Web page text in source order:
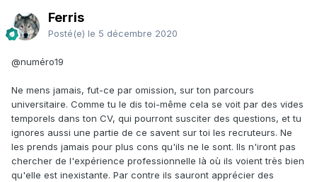
Ferris
Posté(e) le 5 décembre 2020
@numéro19
Ne mens jamais, fut-ce par omission, sur ton parcours
universitaire. Comme tu le dis toi-même cela se voit par des vides
temporels dans ton CV, qui pourront susciter des questions, et tu
ignores aussi une partie de ce savent sur toi les recruteurs. Ne
les prends jamais pour plus cons qu'ils ne le sont. Ils n'iront pas
chercher de l'expérience professionnelle là où ils voient très bien
qu'elle est inexistante. Par contre ils sauront apprécier des